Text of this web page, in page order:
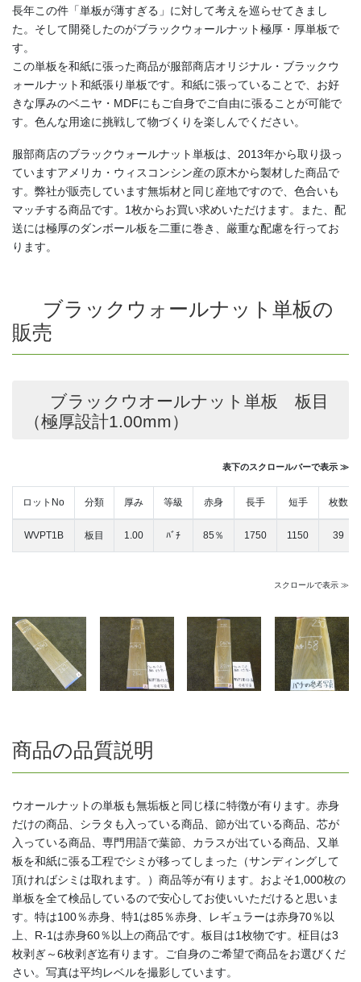
長年この件「単板が薄すぎる」に対して考えを巡らせてきまし
た。そして開発したのがブラックウォールナット極厚・厚単板で
す。
この単板を和紙に張った商品が服部商店オリジナル・ブラックウ
ォールナット和紙張り単板です。和紙に張っていることで、お好
きな厚みのベニヤ・MDFにもご自身でご自由に張ることが可能で
す。色んな用途に挑戦して物づくりを楽しんでください。
服部商店のブラックウォールナット単板は、2013年から取り扱っ
ていますアメリカ・ウィスコンシン産の原木から製材した商品で
す。弊社が販売しています無垢材と同じ産地ですので、色合いも
マッチする商品です。1枚からお買い求めいただけます。また、配
送には極厚のダンボール板を二重に巻き、厳重な配慮を行ってお
ります。
ブラックウォールナット単板の
販売
ブラックウオールナット単板 板目
（極厚設計1.00mm）
表下のスクロールバーで表示 ≫
ロットNo 分類 厚み 等級 赤身 長手 短手 枚数
WVPT1B 板目 1.00 ﾊﾞﾁ 85％ 1750 1150 39
スクロールで表示 ≫
商品の品質説明
ウオールナットの単板も無垢板と同じ様に特徴が有ります。赤身
だけの商品、シラタも入っている商品、節が出ている商品、芯が
入っている商品、専門用語で葉節、カラスが出ている商品、又単
板を和紙に張る工程でシミが移ってしまった（サンディングして
頂ければシミは取れます。）商品等が有ります。およそ1,000枚の
単板を全て検品しているので安心してお使いいただけると思いま
す。特は100％赤身、特1は85％赤身、レギュラーは赤身70％以
上、R-1は赤身60％以上の商品です。板目は1枚物です。柾目は3
枚剥ぎ～6枚剥ぎ迄有ります。ご自身のご希望で商品をお選びくだ
さい。写真は平均レベルを撮影しています。